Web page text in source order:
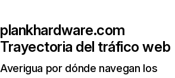
plankhardware.com
Trayectoria del tráfico web
Averigua por dónde navegan los